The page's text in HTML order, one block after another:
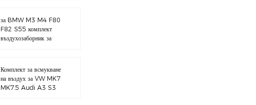
за BMW M3 M4 F80
F82 S55 комплект
въздухозаборник за
Комплект за всмукване
на въздух за VW MK7
MK7.5 Audi A3 S3